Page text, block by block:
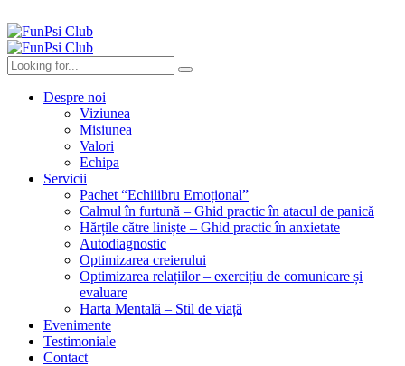
Despre noi
Viziunea
Misiunea
Valori
Echipa
Servicii
Pachet “Echilibru Emoțional”
Calmul în furtună – Ghid practic în atacul de panică
Hărțile către liniște – Ghid practic în anxietate
Autodiagnostic
Optimizarea creierului
Optimizarea relațiilor – exercițiu de comunicare și
evaluare
Harta Mentală – Stil de viață
Evenimente
Testimoniale
Contact